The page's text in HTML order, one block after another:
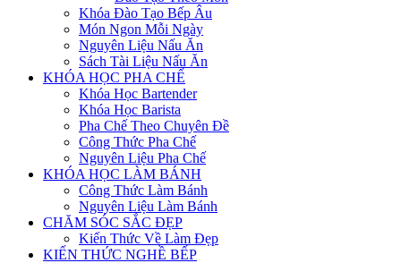
Khóa Đào Tạo Bếp Âu
Món Ngon Mỗi Ngày
Nguyên Liệu Nấu Ăn
Sách Tài Liệu Nấu Ăn
KHÓA HỌC PHA CHẾ
Khóa Học Bartender
Khóa Học Barista
Pha Chế Theo Chuyên Đề
Công Thức Pha Chế
Nguyên Liệu Pha Chế
KHÓA HỌC LÀM BÁNH
Công Thức Làm Bánh
Nguyên Liệu Làm Bánh
CHĂM SÓC SẮC ĐẸP
Kiến Thức Về Làm Đẹp
KIẾN THỨC NGHỀ BẾP